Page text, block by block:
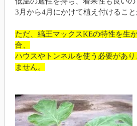
3月から4月にかけて植え付けること
ただ、縞王マックスKEの特性を生
合、
ハウスやトンネルを使う必要があり
ません。